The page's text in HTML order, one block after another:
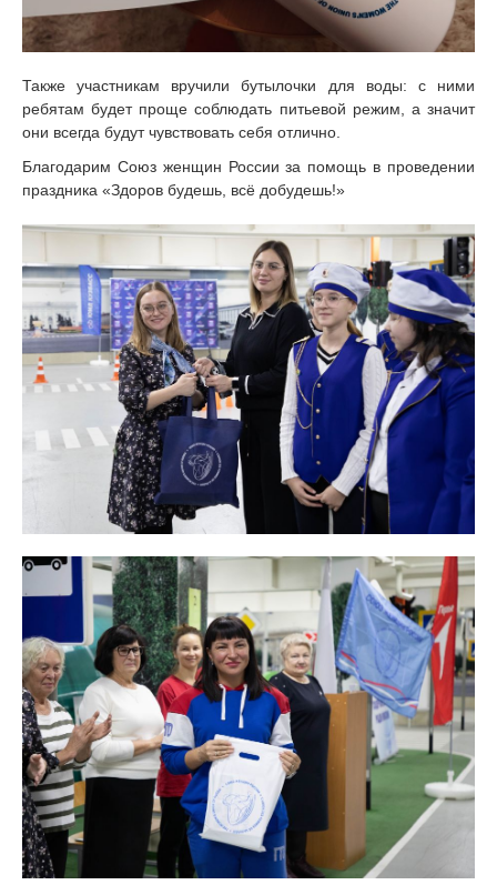
Также участникам вручили бутылочки для воды: с ними
ребятам будет проще соблюдать питьевой режим, а значит
они всегда будут чувствовать себя отлично.
Благодарим Союз женщин России за помощь в проведении
праздника «Здоров будешь, всё добудешь!»